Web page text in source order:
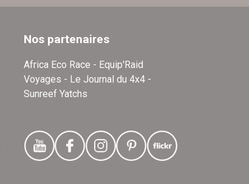
Nos partenaires
Africa Eco Race - Equip'Raid
Voyages - Le Journal du 4x4 -
Sunreef Yatchs